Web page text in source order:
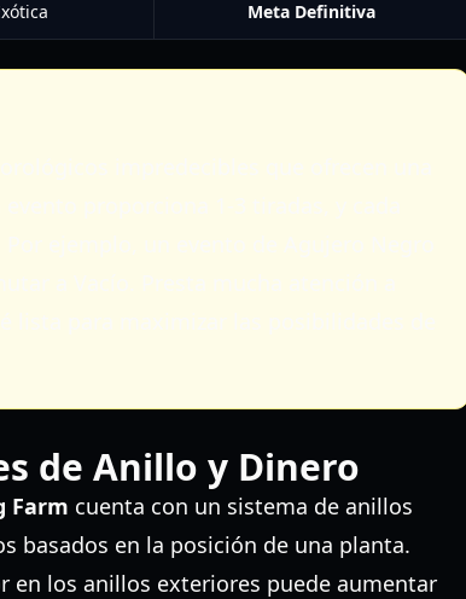
Meta Definitiva
de Anillo y Dinero
Farm cuenta con un sistema de anillos
basados en la posición de una planta.
en los anillos exteriores puede aumentar